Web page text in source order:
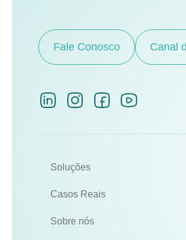
Fale Conosco Canal
Soluções
Casos Reais
Sobre nós